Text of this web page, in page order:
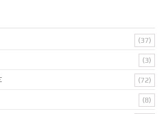
(37)
(3)
(72)
(8)